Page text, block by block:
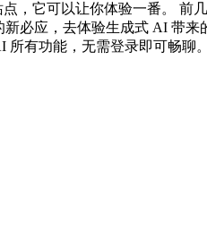
，它可以让你体验一番。 前
必应，去体验生成式 AI 带来
所有功能，无需登录即可畅聊